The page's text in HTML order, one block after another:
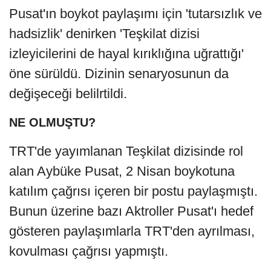
Pusat'ın boykot paylaşımı için 'tutarsızlık ve
hadsizlik' denirken 'Teşkilat dizisi
izleyicilerini de hayal kırıklığına uğrattığı'
öne sürüldü. Dizinin senaryosunun da
değişeceği belilrtildi.
NE OLMUŞTU?
TRT'de yayımlanan Teşkilat dizisinde rol
alan Aybüke Pusat, 2 Nisan boykotuna
katılım çağrısı içeren bir postu paylaşmıştı.
Bunun üzerine bazı Aktroller Pusat'ı hedef
gösteren paylaşımlarla TRT'den ayrılması,
kovulması çağrısı yapmıştı.